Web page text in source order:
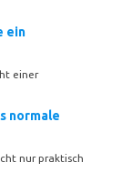
ein
einer
normale
nur praktisch